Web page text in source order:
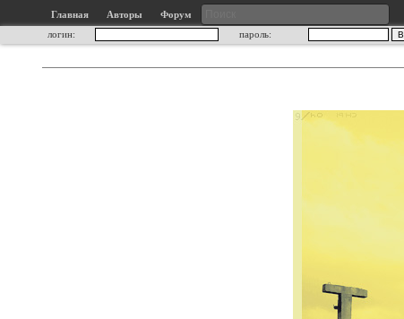
Главная Авторы
Форум
логин:
пароль: